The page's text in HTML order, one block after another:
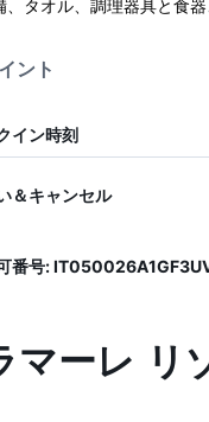
、タオル、調理器具と食器
ント
イン時刻
＆キャンセル
番号:
マーレ リ